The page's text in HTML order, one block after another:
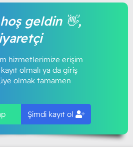
geldin 👋,
hizmetlerimize erişim
olmalı ya da giriş
üye olmak tamamen
Şimdi kayıt ol